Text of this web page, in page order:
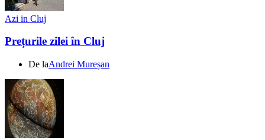
Azi in Cluj
Prețurile zilei în Cluj
De laAndrei Mureșan